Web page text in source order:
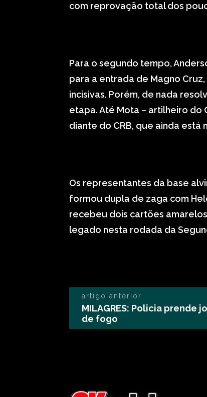
com reprovação total dos
Para o segundo tempo,
para a entrada de Magno
incisivas. Porém, de nada
etapa. Até Mota – artilheiro do
diante do CRB, que ainda está
Os representantes da base
formou dupla de zaga com
recebeu dois cartões
legado nesta rodada da
artigo anterior
MILAGRES: Policia prende
de fogo